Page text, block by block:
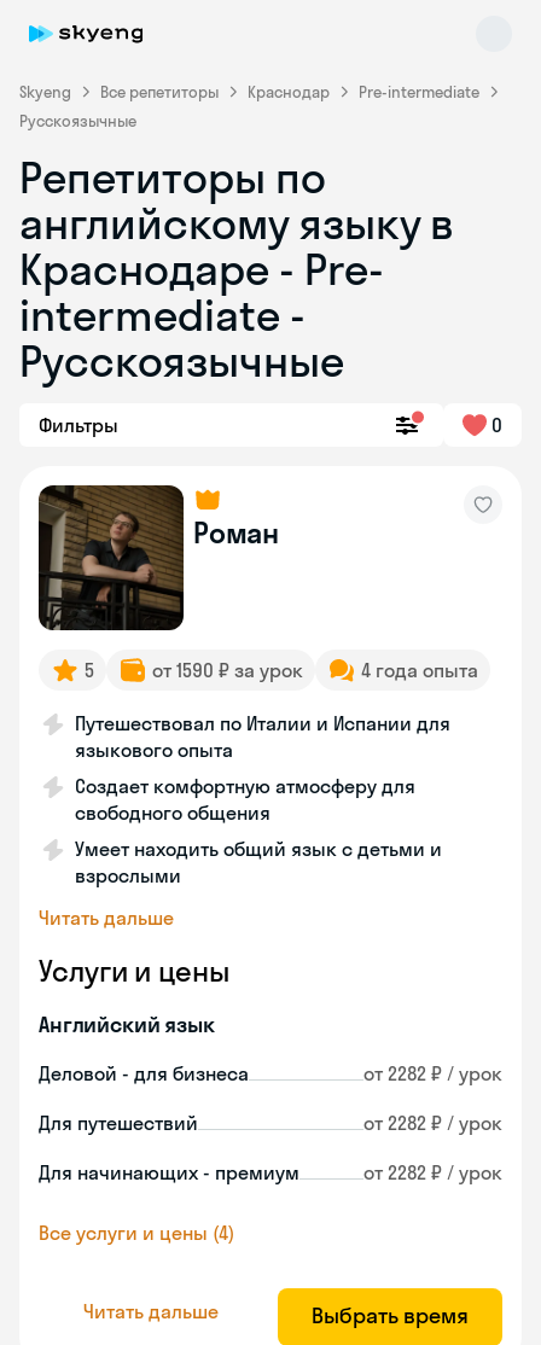
Skyeng Все репетиторы Краснодар
Pre-intermediate
Русскоязычные
Репетиторы по
английскому языку в
Краснодаре - Pre-
intermediate -
Русскоязычные
Фильтры 0
Роман
5 от 1590 ₽ за урок 4 года опыта
Путешествовал по Италии и Испании для
языкового опыта
Создает комфортную атмосферу для
свободного общения
Умеет находить общий язык с детьми и
взрослыми
Читать дальше
Услуги и цены
Английский язык
Деловой - для бизнеса от 2282 ₽ / урок
Для путешествий от 2282 ₽ / урок
Для начинающих - премиум от 2282 ₽ / урок
Все услуги и цены (4)
Читать дальше Выбрать время
Skyeng Chat